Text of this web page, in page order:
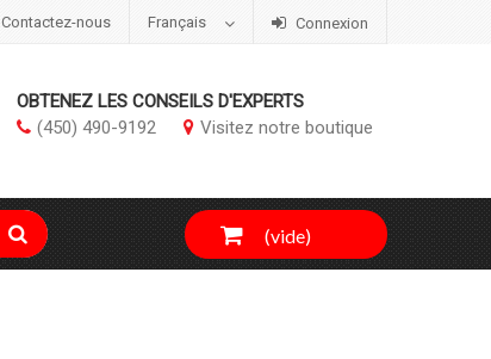
Connexion
Français
Contactez-nous
OBTENEZ LES CONSEILS D'EXPERTS
(450) 490-9192
Visitez notre boutique
(vide)